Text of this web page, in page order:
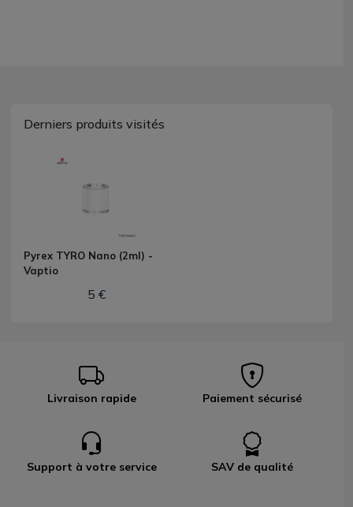
Derniers produits visités
Pyrex TYRO Nano (2ml) -
Vaptio
5 €
Livraison rapide Paiement sécurisé
Support à votre service SAV de qualité